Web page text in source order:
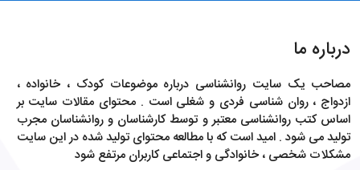
درباره ما
مصاحب یک سایت روانشناسی درباره موضوعات کودک ، خانواده ،
ازدواج ، روان شناسی فردی و شغلی است . محتوای مقالات سایت بر
اساس کتب روانشناسی معتبر و توسط کارشناسان و روانشناسان مجرب
تولید می شود . امید است که با مطالعه محتوای تولید شده در این سایت
مشکلات شخصی ، خانوادگی و اجتماعی کاربران مرتفع شود